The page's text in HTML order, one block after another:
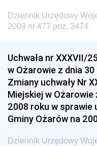
Dziennik Urzędowy
Dziennik Urzędowy
Dziennik Urzędowy
Dziennik Urzędowy
Dziennik Urzędowy
Sportu
Dziennik Urzędowy
Dziennik Urzędowy
Dziennik Urzędowy
2009 nr 477 poz. 3474
Uchwała nr XXXVII/
w Ożarowie z dnia
Zmiany uchwały Nr
Miejskiej w Ożarowie
2008 roku w sprawie
Gminy Ożarów na
Dziennik Urzędowy